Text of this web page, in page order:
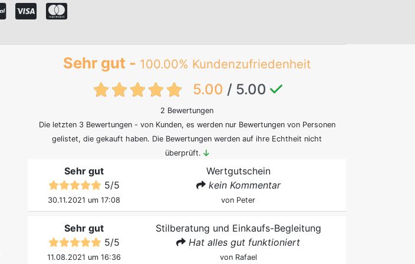
Sehr gut - 100.00% Kundenzufriedenheit
{txt:feedback-rating}
5.00 / 5.00
2 Bewertungen
Die letzten 3 Bewertungen - von Kunden, es werden nur Bewertungen von Personen
gelistet, die gekauft haben. Die Bewertungen werden auf ihre Echtheit nicht
überprüft.
Sehr gut
5/5
30.11.2021 um 17:08
Wertgutschein
kein Kommentar
von Peter
Sehr gut
5/5
11.08.2021 um 16:36
Stilberatung und Einkaufs-Begleitung
Hat alles gut funktioniert
von Rafael